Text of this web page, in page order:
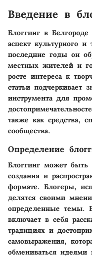
Введение в
Блоггинг в
аспект культурного и
последние годы он
местных жителей и
росте интереса к
статьи подчеркивает
инструмента для
также как средства,
сообщества.
Определение
Блоггинг может быть
создания и
формате. Блогеры,
делятся своими
определенные темы. В
включает в себя
традициях и
самовыражения,
обмениваться